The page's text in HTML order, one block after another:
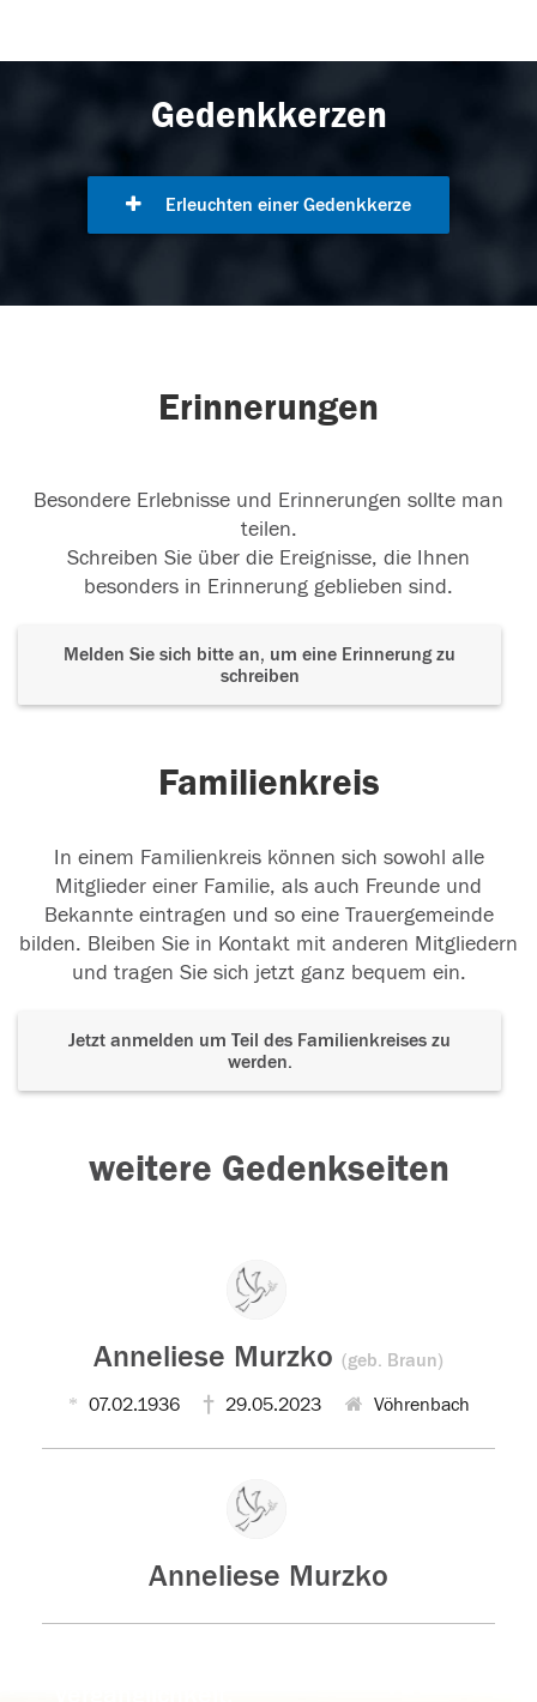
Gedenkkerzen
Erleuchten einer Gedenkkerze
Erinnerungen
Besondere Erlebnisse und Erinnerungen sollte man
teilen.
Schreiben Sie über die Ereignisse, die Ihnen
besonders in Erinnerung geblieben sind.
Melden Sie sich bitte an, um eine Erinnerung zu
schreiben
Familienkreis
In einem Familienkreis können sich sowohl alle
Mitglieder einer Familie, als auch Freunde und
Bekannte eintragen und so eine Trauergemeinde
bilden. Bleiben Sie in Kontakt mit anderen Mitgliedern
und tragen Sie sich jetzt ganz bequem ein.
Jetzt anmelden um Teil des Familienkreises zu
werden.
weitere Gedenkseiten
Anneliese Murzko (geb. Braun)
07.02.1936 29.05.2023 Vöhrenbach
Anneliese Murzko